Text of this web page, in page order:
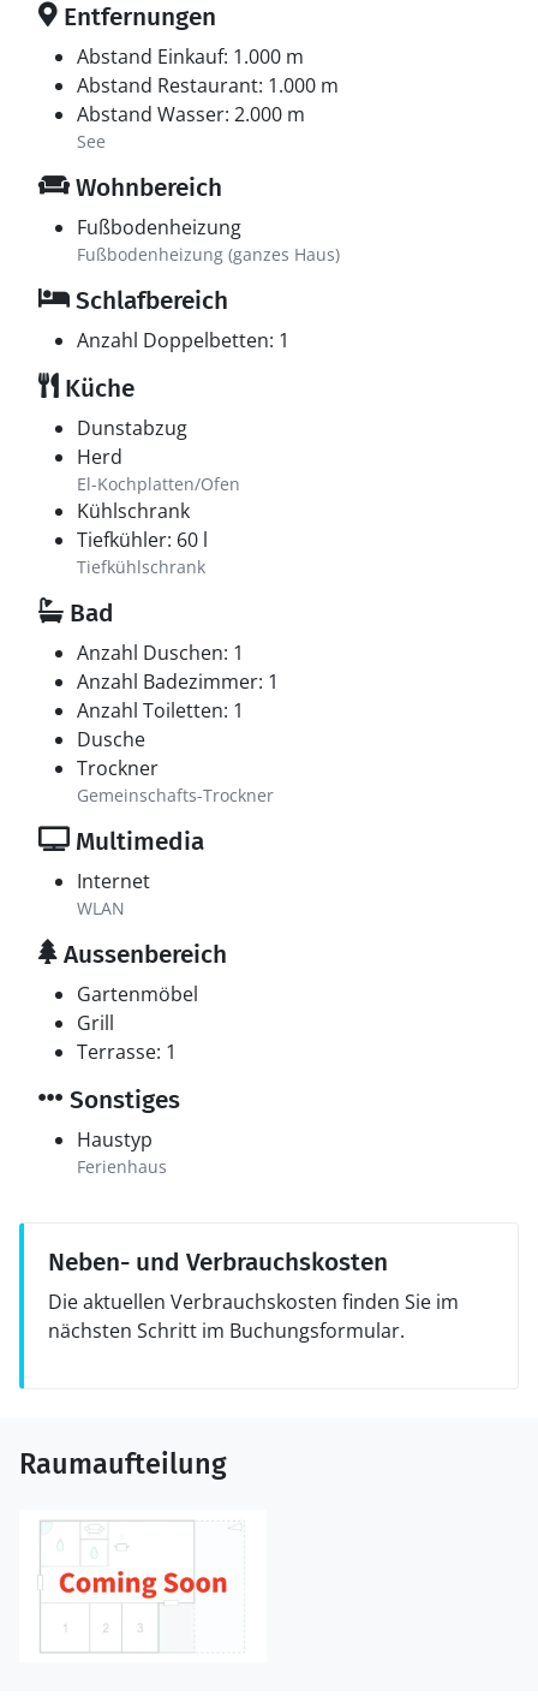
Entfernungen
Abstand Einkauf: 1.000 m
Abstand Restaurant: 1.000 m
Abstand Wasser: 2.000 m
See
Wohnbereich
Fußbodenheizung
Fußbodenheizung (ganzes Haus)
Schlafbereich
Anzahl Doppelbetten: 1
Küche
Dunstabzug
Herd
El-Kochplatten/Ofen
Kühlschrank
Tiefkühler: 60 l
Tiefkühlschrank
Bad
Anzahl Duschen: 1
Anzahl Badezimmer: 1
Anzahl Toiletten: 1
Dusche
Trockner
Gemeinschafts-Trockner
Multimedia
Internet
WLAN
Aussenbereich
Gartenmöbel
Grill
Terrasse: 1
Sonstiges
Haustyp
Ferienhaus
Neben- und Verbrauchskosten
Die aktuellen Verbrauchskosten finden Sie im
nächsten Schritt im Buchungsformular.
Raumaufteilung